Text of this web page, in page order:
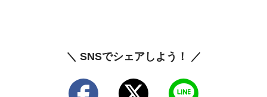
＼ SNSでシェアしよう！ ／